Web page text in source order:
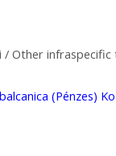
Other infraspecific
(Pénzes)